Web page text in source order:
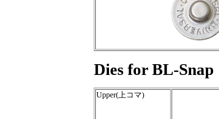
Dies for BL-Snap
Upper(上コマ)